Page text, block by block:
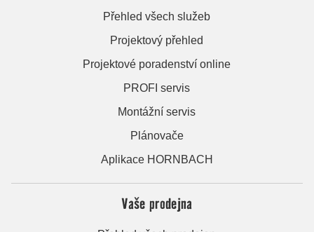
Přehled všech služeb
Projektový přehled
Projektové poradenství online
PROFI servis
Montážní servis
Plánovače
Aplikace HORNBACH
Vaše prodejna